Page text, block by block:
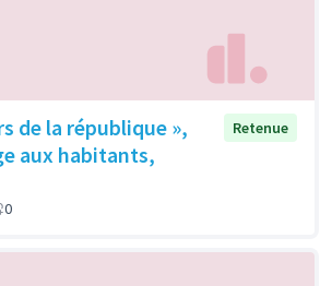
de la république »,
aux habitants,
Retenue
0